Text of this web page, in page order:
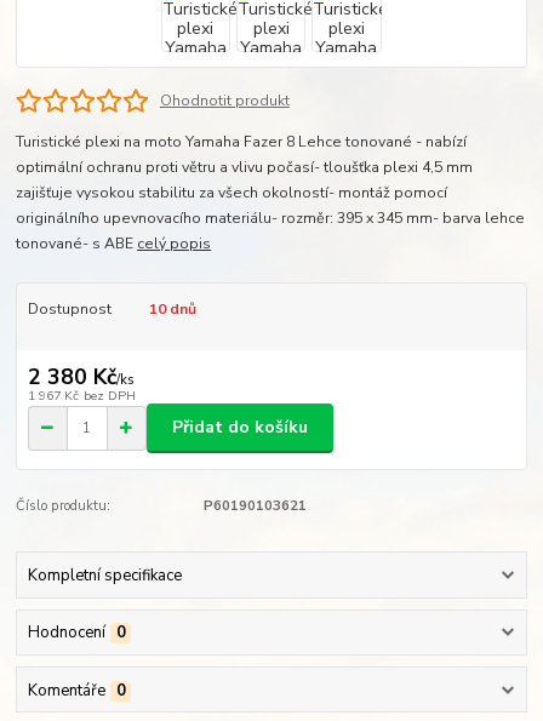
Ohodnotit produkt
Turistické plexi na moto Yamaha Fazer 8 Lehce tonované - nabízí
optimální ochranu proti větru a vlivu počasí- tloušťka plexi 4,5 mm
zajišťuje vysokou stabilitu za všech okolností- montáž pomocí
originálního upevnovacího materiálu- rozměr: 395 x 345 mm- barva lehce
tonované- s ABE celý popis
Dostupnost 10 dnů
2 380 Kč/ks
1 967 Kč bez DPH
Přidat do košíku
Číslo produktu: P60190103621
Kompletní specifikace
Hodnocení 0
Komentáře 0